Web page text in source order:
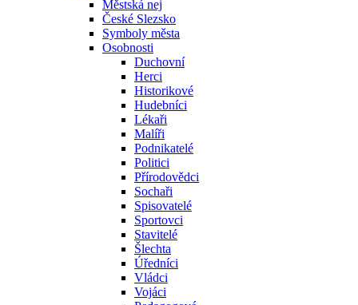
Městská nej
České Slezsko
Symboly města
Osobnosti
Duchovní
Herci
Historikové
Hudebníci
Lékaři
Malíři
Podnikatelé
Politici
Přírodovědci
Sochaři
Spisovatelé
Sportovci
Stavitelé
Šlechta
Úředníci
Vládci
Vojáci